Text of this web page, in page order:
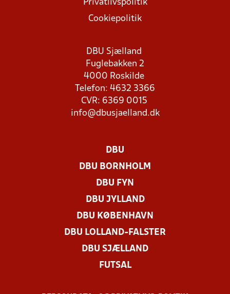
Privatlivspolitik
Cookiepolitik
DBU Sjælland
Fuglebakken 2
4000 Roskilde
Telefon: 4632 3366
CVR: 6369 0015
info@dbusjaelland.dk
DBU
DBU BORNHOLM
DBU FYN
DBU JYLLAND
DBU KØBENHAVN
DBU LOLLAND-FALSTER
DBU SJÆLLAND
FUTSAL